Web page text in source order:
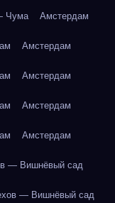
Чума Амстердам
Амстердам
Амстердам
Амстердам
Амстердам
— Вишнёвый сад
— Вишнёвый сад